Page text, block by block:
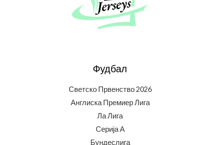
Фудбал
Светско Првенство 2026
Англиска Премиер Лига
Ла Лига
Серија А
Бундеслига